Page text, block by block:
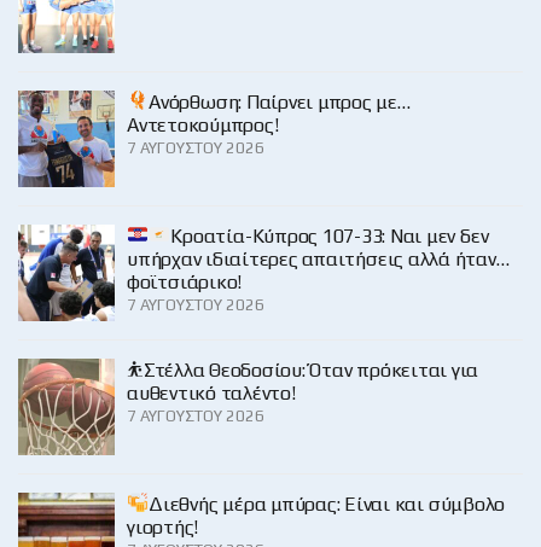
Ανόρθωση: Παίρνει μπρος με…
Αντετοκούμπρος!
7 ΑΥΓΟΎΣΤΟΥ 2026
Κροατία-Κύπρος 107-33: Ναι μεν δεν
υπήρχαν ιδιαίτερες απαιτήσεις αλλά ήταν…
φοϊτσιάρικο!
7 ΑΥΓΟΎΣΤΟΥ 2026
⛹️Στέλλα Θεοδοσίου: Όταν πρόκειται για
αυθεντικό ταλέντο!
7 ΑΥΓΟΎΣΤΟΥ 2026
Διεθνής μέρα μπύρας: Είναι και σύμβολο
γιορτής!